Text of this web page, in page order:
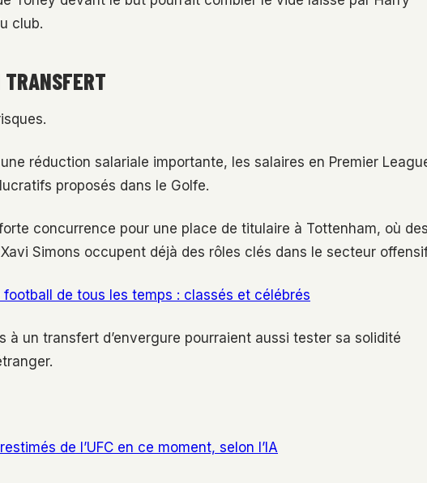
club.
TRANSFERT
réduction salariale importante, les salaires en Premier
proposés dans le Golfe.
concurrence pour une place de titulaire à Tottenham, où
Simons occupent déjà des rôles clés dans le secteur
de tous les temps : classés et célébrés
à un transfert d’envergure pourraient aussi tester sa solidité
de l’UFC en ce moment, selon l’IA